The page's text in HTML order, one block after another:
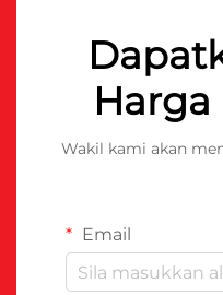
Wakil kami akan
Email